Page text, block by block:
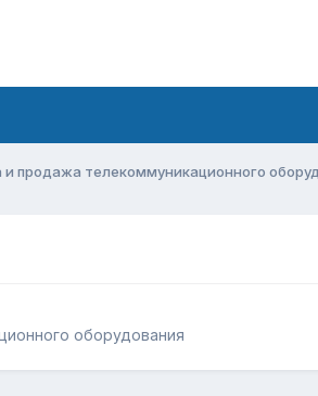
и продажа телекоммуникационного
оборудования